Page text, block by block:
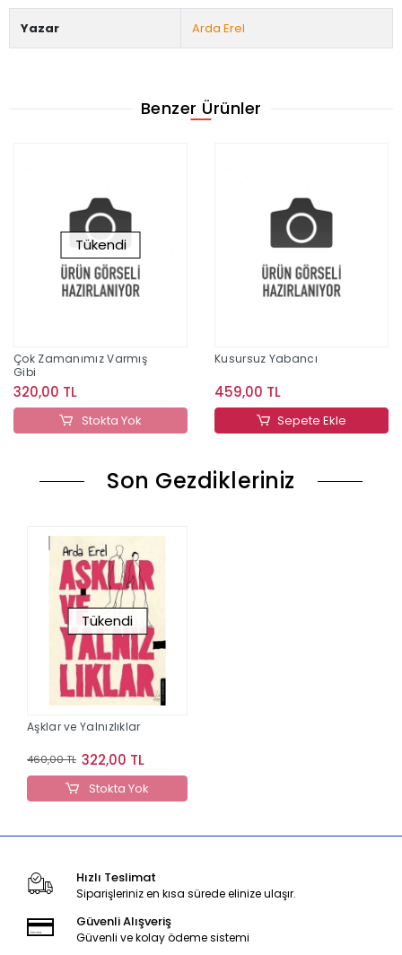
Yazar Arda Erel
Benzer Ürünler
Tükendi
Çok Zamanımız Varmış
Gibi
320,00 TL
Stokta Yok
Kusursuz Yabancı
459,00 TL
Sepete Ekle
Son Gezdikleriniz
Tükendi
Aşklar ve Yalnızlıklar
460,00 TL 322,00 TL
Stokta Yok
Hızlı Teslimat
Siparişleriniz en kısa sürede elinize ulaşır.
Güvenli Alışveriş
Güvenli ve kolay ödeme sistemi